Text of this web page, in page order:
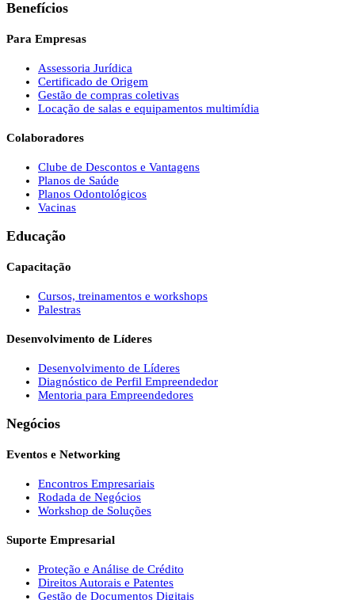
Benefícios
Para Empresas
Assessoria Jurídica
Certificado de Origem
Gestão de compras coletivas
Locação de salas e equipamentos multimídia
Colaboradores
Clube de Descontos e Vantagens
Planos de Saúde
Planos Odontológicos
Vacinas
Educação
Capacitação
Cursos, treinamentos e workshops
Palestras
Desenvolvimento de Líderes
Desenvolvimento de Líderes
Diagnóstico de Perfil Empreendedor
Mentoria para Empreendedores
Negócios
Eventos e Networking
Encontros Empresariais
Rodada de Negócios
Workshop de Soluções
Suporte Empresarial
Proteção e Análise de Crédito
Direitos Autorais e Patentes
Gestão de Documentos Digitais